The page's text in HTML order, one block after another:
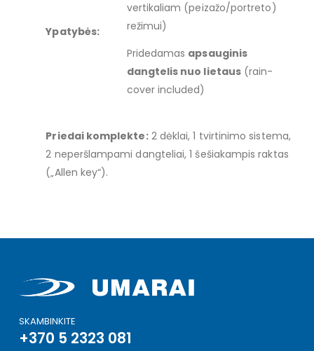
Ypatybės:
vertikaliam (peizažo/portreto)
režimui)
Pridedamas apsauginis
dangtelis nuo lietaus (rain-
cover included)
Priedai komplekte:2 dėklai, 1 tvirtinimo sistema,
2 neperšlampami dangteliai, 1 šešiakampis raktas
(„Allen key“).
SKAMBINKITE
+370 5 2323 081